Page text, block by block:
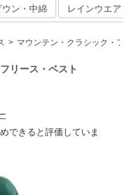
ウン・中綿 レインウエア
マウンテン・クラシック・フ
リース・ベスト
fleece/g/
できると評価していま